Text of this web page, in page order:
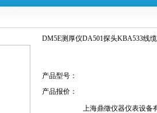
DM5E测厚仪DA501探头KBA533线缆
产品型号：
产品报价：
上海鼎徵仪器仪表设备